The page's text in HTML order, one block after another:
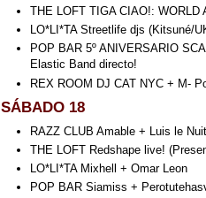
THE LOFT TIGA CIAO!: WORLD
LO*LI*TA Streetlife djs (Kitsuné/
POP BAR 5º ANIVERSARIO
Elastic Band directo!
REX ROOM DJ CAT NYC + M-
SÁBADO 18
RAZZ CLUB Amable + Luis le Nuit
THE LOFT Redshape live!
LO*LI*TA Mixhell + Omar Leon
POP BAR Siamiss +